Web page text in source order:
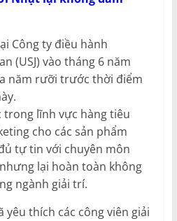
Công ty điều hành
(USJ) vào tháng 6 năm
năm rưỡi trước thời điểm
trong lĩnh vực hàng tiêu
cho các sản phẩm
tự tin với chuyên môn
lại hoàn toàn không
ngành giải trí.
yêu thích các công viên giải